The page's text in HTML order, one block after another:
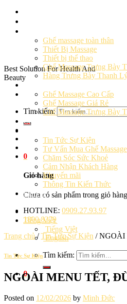
Best Solution For Health And
Beauty
Tìm kiếm:
0
Giỏ hàng
Chưa có sản phẩm trong giỏ
Tiếng Việt
Tiếng Việt
English
Tìm kiếm:
0
Ghế massage toàn thân
Thiết Bị Massage
Thiết bị thể thao
Ghế Massage Trưng Bày
Hàng Trưng Bày Thanh
Ghế Massage Cao Cấp
Ghế Massage Giá Rẻ
Ghế Massage Trưng Bày
Cảm Nhận Khách Hàng
Tin Tức Sự Kiện
Tư Vấn Mua Ghế Massage
Chăm Sóc Sức Khoẻ
Cảm Nhận Khách Hàng
Khuyến mãi
Thông Tin Kiến Thức
Liên hệ
HOTLINE: 0909.27.93.97
1800.8379
Trang chủ / Tin Tức Sự Kiện /NGOÀI
Tin Tức Sự Kiện
NGOÀI MENU TẾT,
Posted on 12/02/2026 by Minh Đức